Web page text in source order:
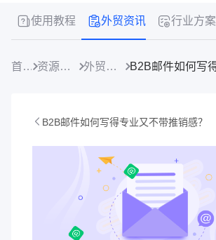
使用教程 外贸资讯 行业方案
首页 资源中心 外贸资讯
B2B邮件如何写得专业又不带推销感？